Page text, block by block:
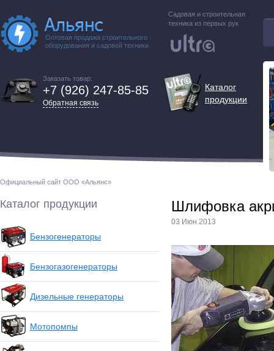
Оптовая продажа строительного
оборудования и садовой техники
Садовая и строительная
техника из первых рук
Заказать товар:
+7 (926) 247-85-85
Обратная связь
Каталог
продукции
Официальный сайт ООО «Альянс»
Каталог продукции
Бензогенераторы
Бензогазогенераторы
Дизельные генераторы
Мотопомпы
Шлифовка
03 Июн 2013